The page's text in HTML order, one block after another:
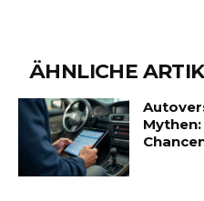
ÄHNLICHE